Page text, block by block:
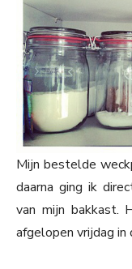
Mijn bestelde
daarna ging ik
van mijn bakkast.
afgelopen vrijdag in